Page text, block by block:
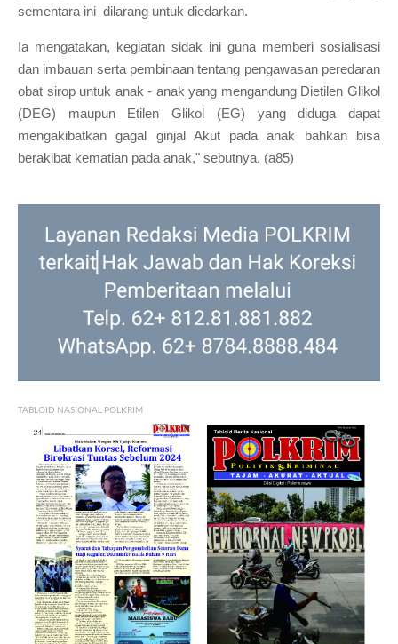
sementara ini dilarang untuk diedarkan.
Ia mengatakan, kegiatan sidak ini guna memberi sosialisasi
dan imbauan serta pembinaan tentang pengawasan peredaran
obat sirop untuk anak - anak yang mengandung Dietilen Glikol
(DEG) maupun Etilen Glikol (EG) yang diduga dapat
mengakibatkan gagal ginjal Akut pada anak bahkan bisa
berakibat kematian pada anak," sebutnya. (a85)
TABLOID NASIONAL POLKRIM